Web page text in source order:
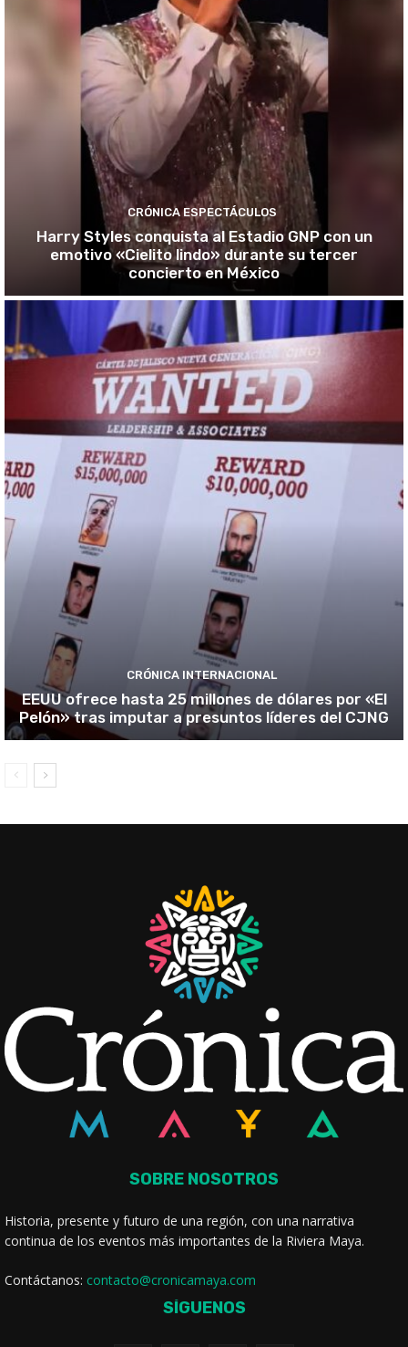
CRÓNICA ESPECTÁCULOS
Harry Styles conquista al Estadio GNP con un
emotivo «Cielito lindo» durante su tercer
concierto en México
CRÓNICA INTERNACIONAL
EEUU ofrece hasta 25 millones de dólares por «El
Pelón» tras imputar a presuntos líderes del CJNG
SOBRE NOSOTROS
Historia, presente y futuro de una región, con una narrativa
continua de los eventos más importantes de la Riviera Maya.
Contáctanos: contacto@cronicamaya.com
SÍGUENOS